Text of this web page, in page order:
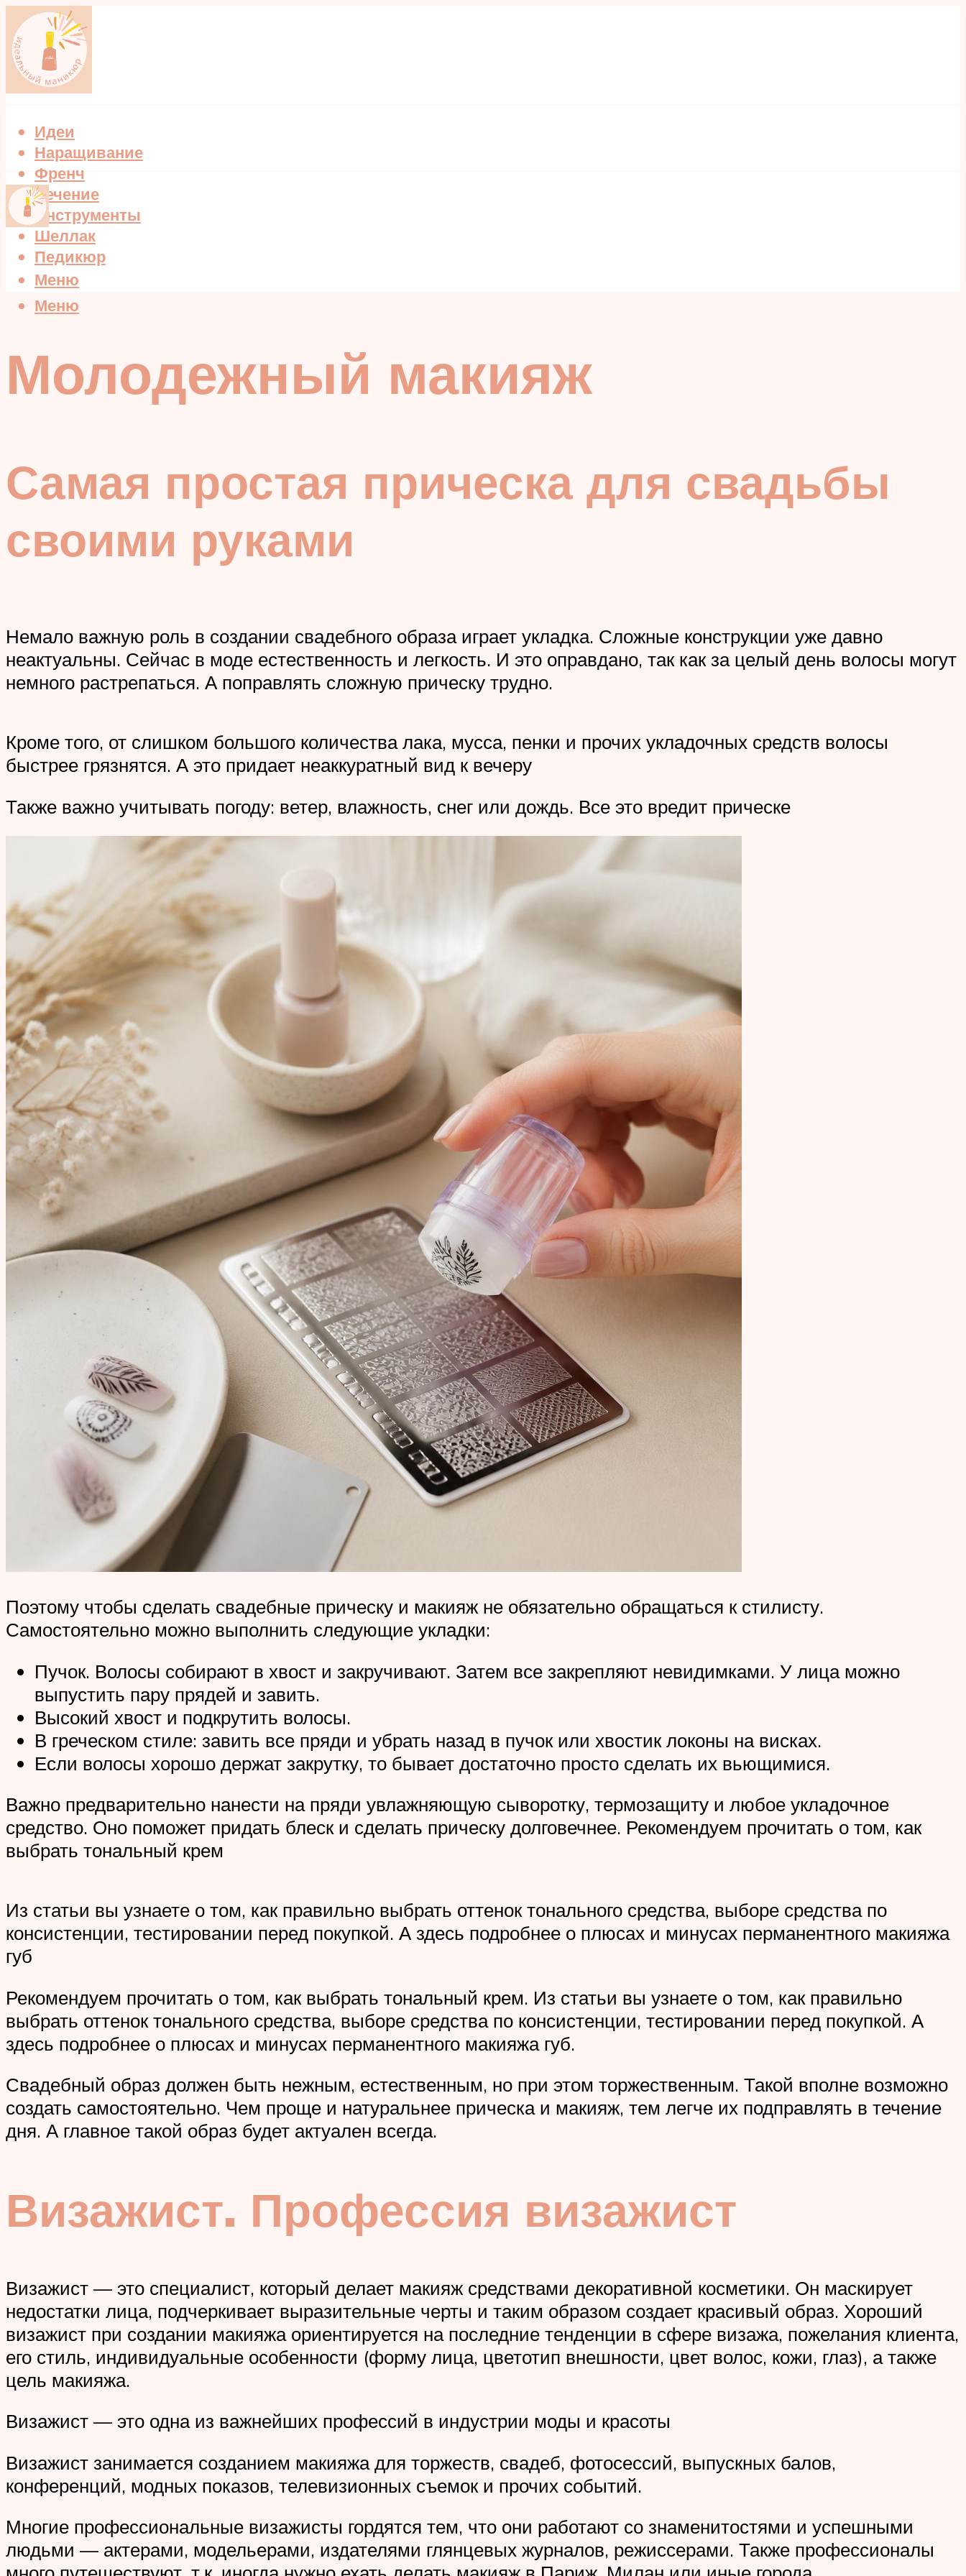
Идеи
Наращивание
Френч
Лечение
Инструменты
Шеллак
Педикюр
Меню
Меню
Молодежный макияж
Самая простая прическа для свадьбы
своими руками
Немало важную роль в создании свадебного образа играет укладка. Сложные конструкции уже давно
неактуальны. Сейчас в моде естественность и легкость. И это оправдано, так как за целый день волосы могут
немного растрепаться. А поправлять сложную прическу трудно.
Кроме того, от слишком большого количества лака, мусса, пенки и прочих укладочных средств волосы
быстрее грязнятся. А это придает неаккуратный вид к вечеру
Также важно учитывать погоду: ветер, влажность, снег или дождь. Все это вредит прическе
Поэтому чтобы сделать свадебные прическу и макияж не обязательно обращаться к стилисту.
Самостоятельно можно выполнить следующие укладки:
Пучок. Волосы собирают в хвост и закручивают. Затем все закрепляют невидимками. У лица можно
выпустить пару прядей и завить.
Высокий хвост и подкрутить волосы.
В греческом стиле: завить все пряди и убрать назад в пучок или хвостик локоны на висках.
Если волосы хорошо держат закрутку, то бывает достаточно просто сделать их вьющимися.
Важно предварительно нанести на пряди увлажняющую сыворотку, термозащиту и любое укладочное
средство. Оно поможет придать блеск и сделать прическу долговечнее. Рекомендуем прочитать о том, как
выбрать тональный крем
Из статьи вы узнаете о том, как правильно выбрать оттенок тонального средства, выборе средства по
консистенции, тестировании перед покупкой. А здесь подробнее о плюсах и минусах перманентного макияжа
губ
Рекомендуем прочитать о том, как выбрать тональный крем. Из статьи вы узнаете о том, как правильно
выбрать оттенок тонального средства, выборе средства по консистенции, тестировании перед покупкой. А
здесь подробнее о плюсах и минусах перманентного макияжа губ.
Свадебный образ должен быть нежным, естественным, но при этом торжественным. Такой вполне возможно
создать самостоятельно. Чем проще и натуральнее прическа и макияж, тем легче их подправлять в течение
дня. А главное такой образ будет актуален всегда.
Визажист. Профессия визажист
Визажист — это специалист, который делает макияж средствами декоративной косметики. Он маскирует
недостатки лица, подчеркивает выразительные черты и таким образом создает красивый образ. Хороший
визажист при создании макияжа ориентируется на последние тенденции в сфере визажа, пожелания клиента,
его стиль, индивидуальные особенности (форму лица, цветотип внешности, цвет волос, кожи, глаз), а также
цель макияжа.
Визажист — это одна из важнейших профессий в индустрии моды и красоты
Визажист занимается созданием макияжа для торжеств, свадеб, фотосессий, выпускных балов,
конференций, модных показов, телевизионных съемок и прочих событий.
Многие профессиональные визажисты гордятся тем, что они работают со знаменитостями и успешными
людьми — актерами, модельерами, издателями глянцевых журналов, режиссерами. Также профессионалы